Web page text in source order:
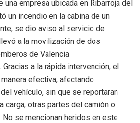
una empresa ubicada en Ribarroja del
un incendio en la cabina de un
se dio aviso al servicio de
a la movilización de dos
de Valencia
a la rápida intervención, el
efectiva, afectando
vehículo, sin que se reportaran
carga, otras partes del camión o
No se mencionan heridos en este